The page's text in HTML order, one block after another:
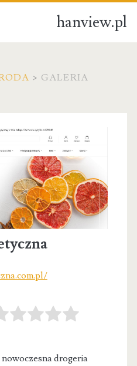
hanview.pl
> GALERIA
drogeria